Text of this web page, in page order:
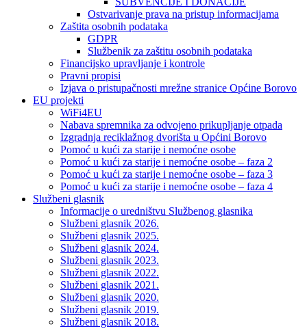
Ostvarivanje prava na pristup informacijama
Zaštita osobnih podataka
GDPR
Službenik za zaštitu osobnih podataka
Financijsko upravljanje i kontrole
Pravni propisi
Izjava o pristupačnosti mrežne stranice Općine Borovo
EU projekti
WiFi4EU
Nabava spremnika za odvojeno prikupljanje otpada
Izgradnja reciklažnog dvorišta u Općini Borovo
Pomoć u kući za starije i nemoćne osobe
Pomoć u kući za starije i nemoćne osobe – faza 2
Pomoć u kući za starije i nemoćne osobe – faza 3
Pomoć u kući za starije i nemoćne osobe – faza 4
Službeni glasnik
Informacije o uredništvu Službenog glasnika
Službeni glasnik 2026.
Službeni glasnik 2025.
Službeni glasnik 2024.
Službeni glasnik 2023.
Službeni glasnik 2022.
Službeni glasnik 2021.
Službeni glasnik 2020.
Službeni glasnik 2019.
Službeni glasnik 2018.